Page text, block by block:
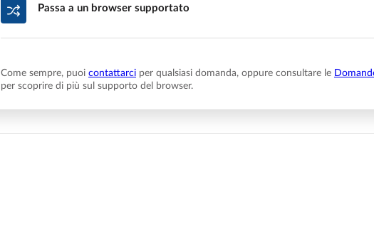
Passa a un browser supportato
Come sempre, puoi contattarci per qualsiasi domanda, oppure consultare le
per scoprire di più sul supporto del browser.